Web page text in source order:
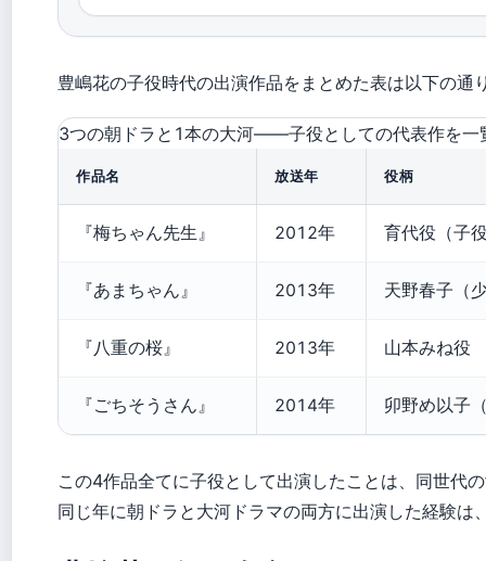
豊嶋花の子役時代の出演作品をまとめた表は以下の通
3つの朝ドラと1本の大河——子役としての代表作を一
作品名 放送年 役柄
『梅ちゃん先生』 2012年 育代役（子
『あまちゃん』 2013年 天野春子（
『八重の桜』 2013年 山本みね役
『ごちそうさん』 2014年 卯野め以子
この4作品全てに子役として出演したことは、同世代
同じ年に朝ドラと大河ドラマの両方に出演した経験